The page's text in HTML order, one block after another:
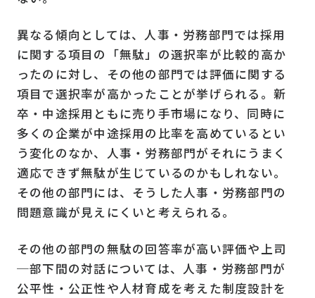
異なる傾向としては、人事・労務部門では採用
に関する項目の「無駄」の選択率が比較的高か
ったのに対し、その他の部門では評価に関する
項目で選択率が高かったことが挙げられる。新
卒・中途採用ともに売り手市場になり、同時に
多くの企業が中途採用の比率を高めているとい
う変化のなか、人事・労務部門がそれにうまく
適応できず無駄が生じているのかもしれない。
その他の部門には、そうした人事・労務部門の
問題意識が見えにくいと考えられる。
その他の部門の無駄の回答率が高い評価や上司
─部下間の対話については、人事・労務部門が
公平性・公正性や人材育成を考えた制度設計を